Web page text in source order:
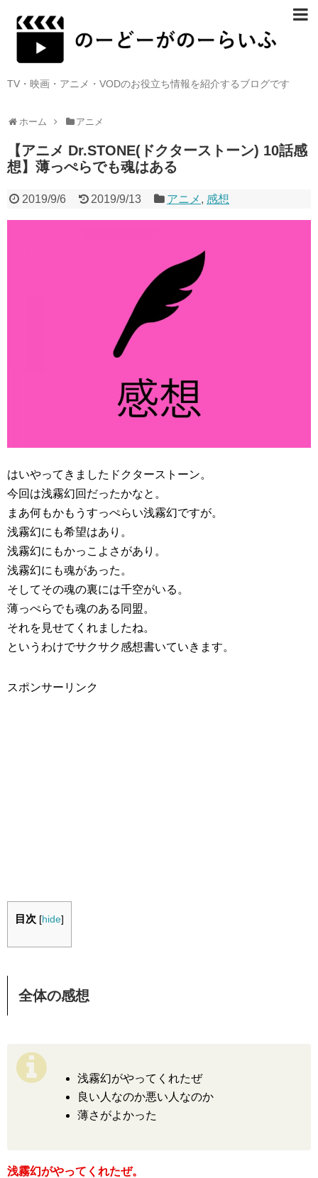
TV・映画・アニメ・VODのお役立ち情報を紹介するブログです
ホーム アニメ
【アニメ Dr.STONE(ドクターストーン) 10話感
想】薄っぺらでも魂はある
2019/9/6 2019/9/13 アニメ ,感想
はいやってきましたドクターストーン。
今回は浅霧幻回だったかなと。
まあ何もかもうすっぺらい浅霧幻ですが。
浅霧幻にも希望はあり。
浅霧幻にもかっこよさがあり。
浅霧幻にも魂があった。
そしてその魂の裏には千空がいる。
薄っぺらでも魂のある同盟。
それを見せてくれましたね。
というわけでサクサク感想書いていきます。
スポンサーリンク
目次 [hide]
全体の感想
浅霧幻がやってくれたぜ
良い人なのか悪い人なのか
薄さがよかった
浅霧幻がやってくれたぜ。